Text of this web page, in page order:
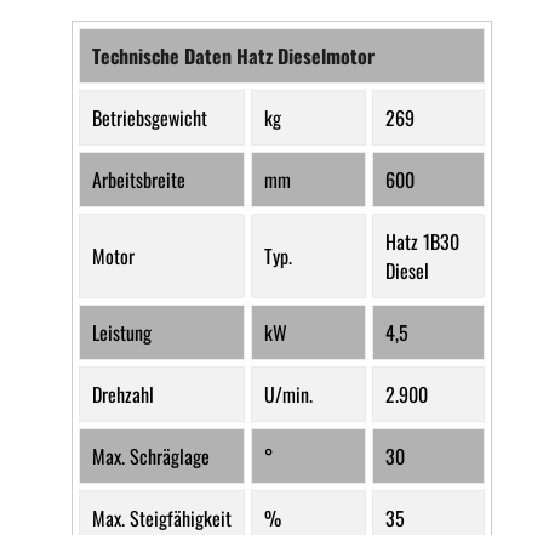
Technische Daten Hatz Dieselmotor
Betriebsgewicht kg 269
Arbeitsbreite mm 600
Motor Typ.
Hatz 1B30
Diesel
Leistung kW 4,5
Drehzahl U/min. 2.900
Max. Schräglage ° 30
Max. Steigfähigkeit % 35